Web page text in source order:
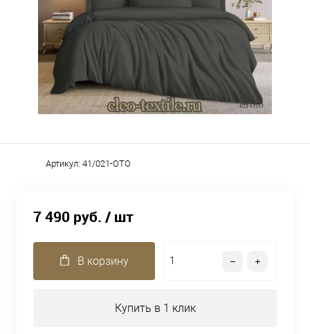
Артикул: 41/021-OTO
7 490 руб. / шт
В корзину
Купить в 1 клик